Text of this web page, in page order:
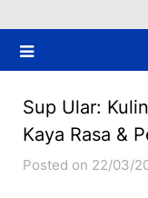
Sup Ular:
Kaya Rasa &
Posted on 22/03/